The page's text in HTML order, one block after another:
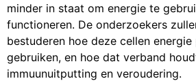
minder in staat om energie te
functioneren. De onderzoekers
bestuderen hoe deze cellen
gebruiken, en hoe dat verband
immuunuitputting en veroudering.